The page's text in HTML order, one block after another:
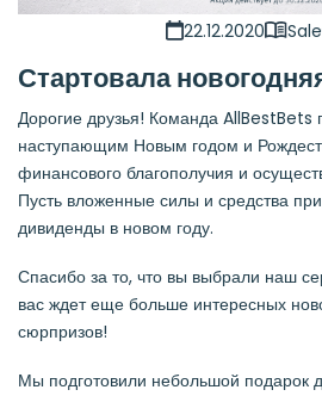
22.12.2020 Sale
Стартовала
Дорогие друзья! Команда AllBestBets
наступающим Новым годом и
финансового благополучия и
Пусть вложенные силы и средства
дивиденды в новом году.
Спасибо за то, что вы выбрали наш
вас ждет еще больше интересных
сюрпризов!
Мы подготовили небольшой подарок